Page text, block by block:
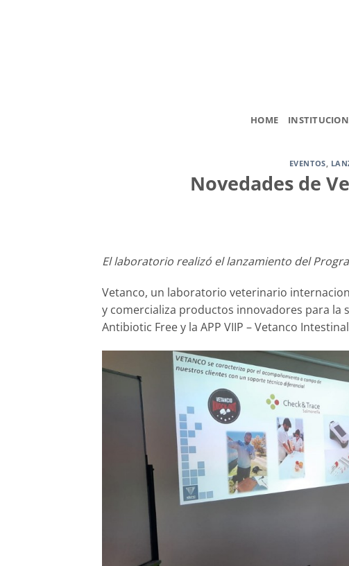
HOME
EVENTOS,
Novedades de
El laboratorio realizó el lanzamiento del
Vetanco, un laboratorio veterinario
y comercializa productos innovadores para la
Antibiotic Free y la APP VIIP – Vetanco